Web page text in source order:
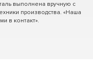
выполнена вручную с
производства. «Наша
в контакт».